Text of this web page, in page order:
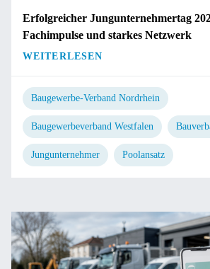
Erfolgreicher Jungunternehmertag
Fachimpulse und starkes Netzwerk
WEITERLESEN
Baugewerbe-Verband Nordrhein
Baugewerbeverband Westfalen
Jungunternehmer Poolansatz